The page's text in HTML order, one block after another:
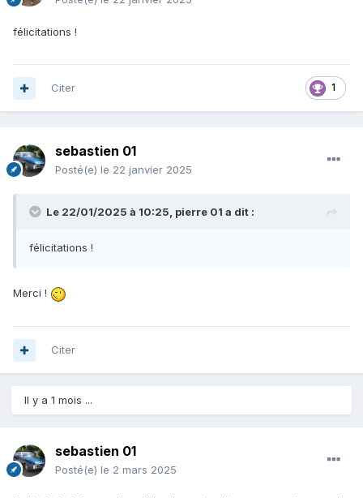
félicitations !
1
Citer
sebastien 01
Posté(e) le 22 janvier 2025
Le 22/01/2025 à 10:25, pierre 01 a dit :
félicitations !
Merci !
Citer
Il y a 1 mois ...
sebastien 01
Posté(e) le 2 mars 2025